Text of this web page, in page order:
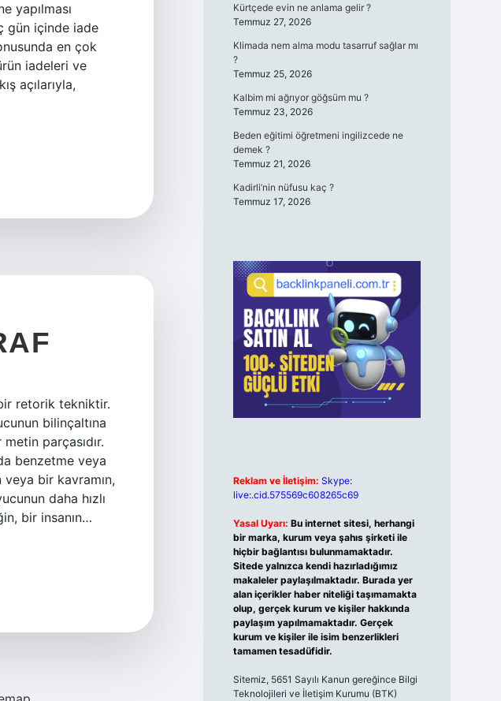
yapılması
gün içinde iade
en çok
iadeleri ve
açılarıyla,
retorik tekniktir.
bilinçaltına
parçasıdır.
benzetme veya
veya bir kavramın,
daha hızlı
bir insanın…
Kürtçede evin ne anlama gelir ?
Temmuz 27, 2026
Klimada nem alma modu tasarruf sağlar mı
?
Temmuz 25, 2026
Kalbim mi ağrıyor göğsüm mu ?
Temmuz 23, 2026
Beden eğitimi öğretmeni ingilizcede ne
demek ?
Temmuz 21, 2026
Kadirli’nin nüfusu kaç ?
Temmuz 17, 2026
Reklam ve İletişim: Skype:
live:.cid.575569c608265c69
Yasal Uyarı: Bu internet sitesi, herhangi
bir marka, kurum veya şahıs şirketi ile
hiçbir bağlantısı bulunmamaktadır.
Sitede yalnızca kendi hazırladığımız
makaleler paylaşılmaktadır. Burada yer
alan içerikler haber niteliği taşımamakta
olup, gerçek kurum ve kişiler hakkında
paylaşım yapılmamaktadır. Gerçek
kurum ve kişiler ile isim benzerlikleri
tamamen tesadüfidir.
Sitemiz, 5651 Sayılı Kanun gereğince Bilgi
Teknolojileri ve İletişim Kurumu (BTK)